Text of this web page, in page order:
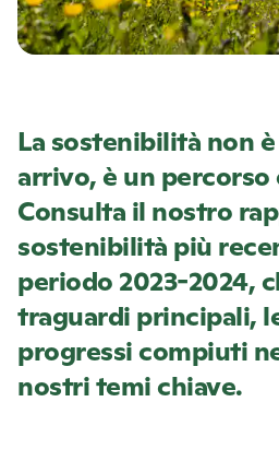
La sostenibilità non
arrivo, è un
Consulta il nostro
sostenibilità più
periodo 2023-2024,
traguardi principali,
progressi compiuti
nostri temi chiave.